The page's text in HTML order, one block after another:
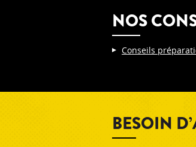
NOS
Conseils
BESOIN